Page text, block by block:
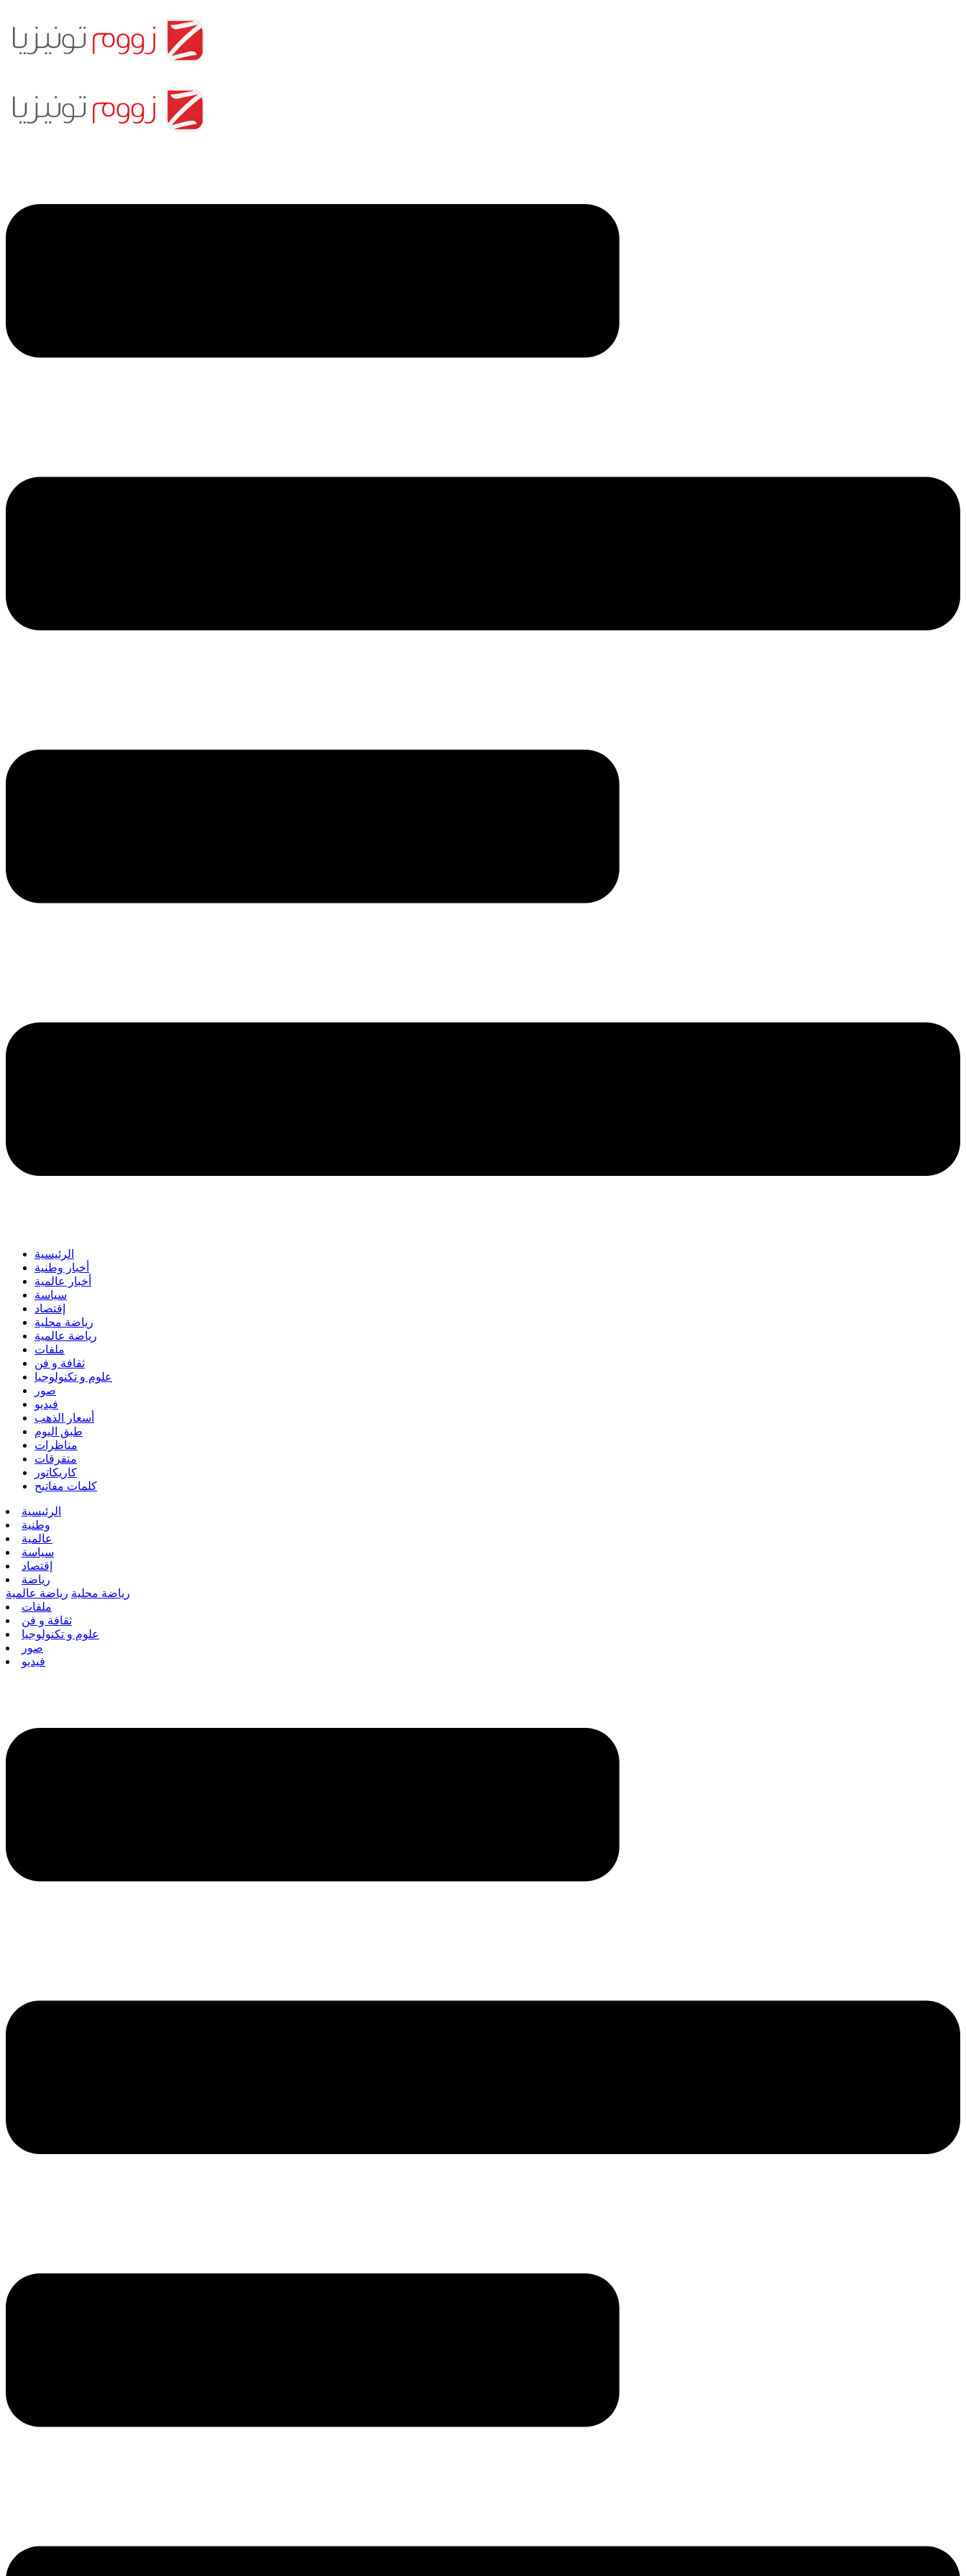
الرئيسية
أخبار وطنية
أخبار عالمية
سياسة
إقتصاد
رياضة محلية
رياضة عالمية
ملفات
ثقافة و فن
علوم و تكنولوجيا
صور
فيديو
أسعار الذهب
طبق اليوم
مناظرات
متفرقات
كاريكاتور
كلمات مفاتيح
الرئيسية
وطنية
عالمية
سياسة
إقتصاد
رياضة
رياضة محلية رياضة عالمية
ملفات
ثقافة و فن
علوم و تكنولوجيا
صور
فيديو